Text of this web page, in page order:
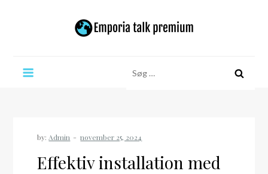
efter:
by: Admin
Effektiv installation med